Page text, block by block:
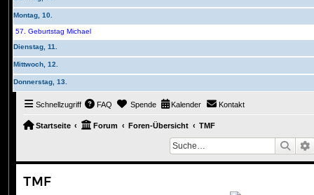
Montag, 10.
57. Geburtstag Michael
Dienstag, 11.
Mittwoch, 12.
Donnerstag, 13.
Schnellzugriff FAQ Spende Kalender Kontakt
Startseite Forum Foren-Übersicht TMF
TMF